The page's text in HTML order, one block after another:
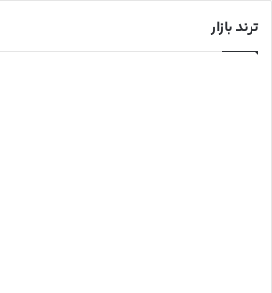
ترند بازار